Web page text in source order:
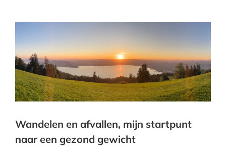
Wandelen en afvallen, mijn startpunt
naar een gezond gewicht